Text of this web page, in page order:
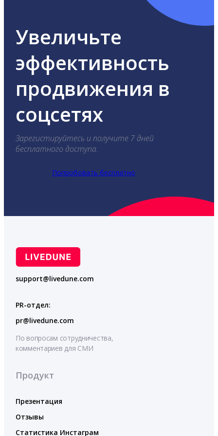
Увеличьте
эффективность
продвижения в
соцсетях
Зарегистируйтесь и получите 7 дней
бесплатного доступа.
Попробовать бесплатно
support@livedune.com
PR-отдел:
pr@livedune.com
По вопросам сотрудничества,
комментариев для СМИ
Продукт
Презентация
Отзывы
Статистика Инстаграм